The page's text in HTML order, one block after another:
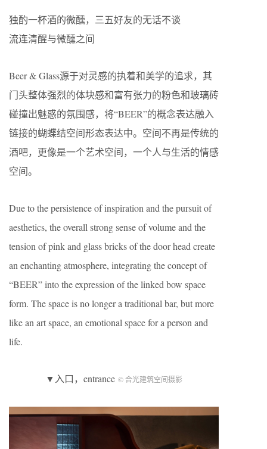
独酌一杯酒的微醺，三五好友的无话不谈
流连清醒与微醺之间
Beer & Glass源于对灵感的执着和美学的追求，其
门头整体强烈的体块感和富有张力的粉色和玻璃砖
碰撞出魅惑的氛围感，将“BEER”的概念表达融入
链接的蝴蝶结空间形态表达中。空间不再是传统的
酒吧，更像是一个艺术空间，一个人与生活的情感
空间。
Due to the persistence of inspiration and the pursuit of
aesthetics, the overall strong sense of volume and the
tension of pink and glass bricks of the door head create
an enchanting atmosphere, integrating the concept of
“BEER” into the expression of the linked bow space
form. The space is no longer a traditional bar, but more
like an art space, an emotional space for a person and
life.
▼入口，entrance © 合光建筑空间摄影